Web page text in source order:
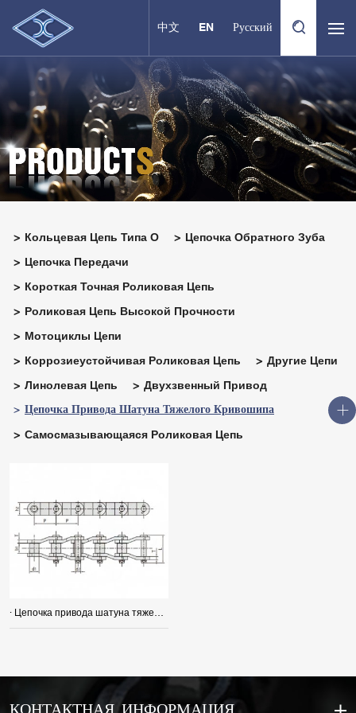
中文 EN Русский
Кольцевая Цепь Типа О
Цепочка Обратного Зуба
Цепочка Передачи
Короткая Точная Роликовая Цепь
Роликовая Цепь Высокой Прочности
Мотоциклы Цепи
Коррозиеустойчивая Роликовая Цепь
Другие Цепи
Линолевая Цепь
Двухзвенный Привод
Цепочка Привода Шатуна Тяжелого Кривошипа
Самосмазывающаяся Роликовая Цепь
· Цепочка привода шатуна тяжелого кривошипа
КОНТАКТНАЯ ИНФОРМАЦИЯ